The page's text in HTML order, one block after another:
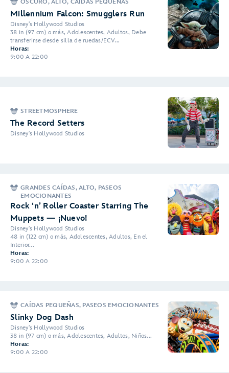
OSCURO, ALTO, CAÍDAS PEQUEÑAS
Millennium Falcon: Smugglers Run
Disney's Hollywood Studios
38 in (97 cm) o más, Adolescentes, Adultos, Debe
transferirse desde silla de ruedas/ECV...
Horas:
9:00 A 22:00
STREETMOSPHERE
The Record Setters
Disney's Hollywood Studios
GRANDES CAÍDAS, ALTO, PASEOS
EMOCIONANTES
Rock ‘n’ Roller Coaster Starring The
Muppets — ¡Nuevo!
Disney's Hollywood Studios
48 in (122 cm) o más, Adolescentes, Adultos, En el
Interior...
Horas:
9:00 A 22:00
CAÍDAS PEQUEÑAS, PASEOS EMOCIONANTES
Slinky Dog Dash
Disney's Hollywood Studios
38 in (97 cm) o más, Adolescentes, Adultos, Niños...
Horas:
9:00 A 22:00